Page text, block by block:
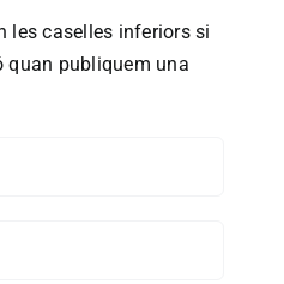
les caselles inferiors si
quan publiquem una